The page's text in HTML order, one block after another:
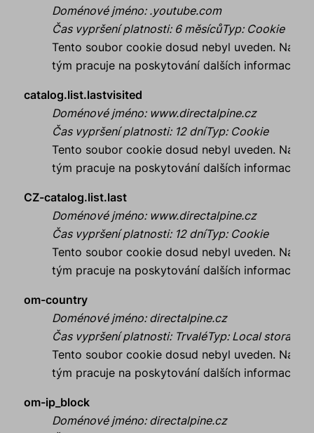
Doménové jméno: .youtube.com
Čas vypršení platnosti: 6 měsícůTyp: Cookie
Tento soubor cookie dosud nebyl uveden. Náš
tým pracuje na poskytování dalších informací.
catalog.list.lastvisited
Doménové jméno: www.directalpine.cz
Čas vypršení platnosti: 12 dníTyp: Cookie
Tento soubor cookie dosud nebyl uveden. Náš
tým pracuje na poskytování dalších informací.
CZ-catalog.list.last
Doménové jméno: www.directalpine.cz
Čas vypršení platnosti: 12 dníTyp: Cookie
Tento soubor cookie dosud nebyl uveden. Náš
tým pracuje na poskytování dalších informací.
om-country
Doménové jméno: directalpine.cz
Čas vypršení platnosti: TrvaléTyp: Local storage
Tento soubor cookie dosud nebyl uveden. Náš
tým pracuje na poskytování dalších informací.
om-ip_block
Doménové jméno: directalpine.cz